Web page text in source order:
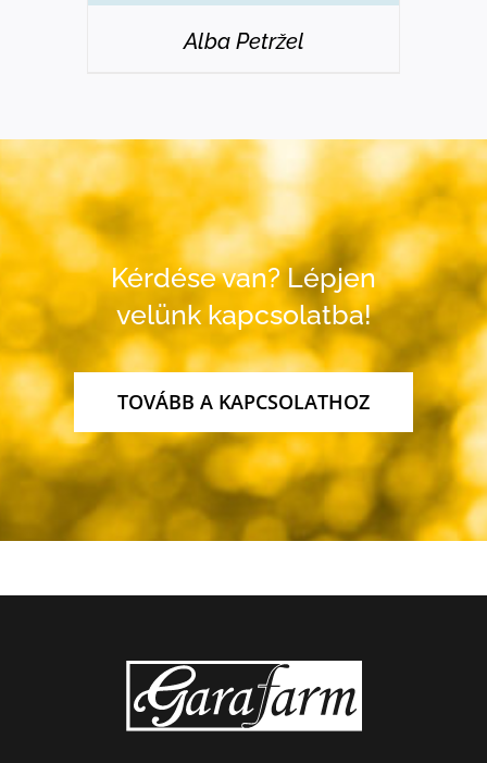
Alba Petržel
Kérdése van? Lépjen
velünk kapcsolatba!
TOVÁBB A KAPCSOLATHOZ